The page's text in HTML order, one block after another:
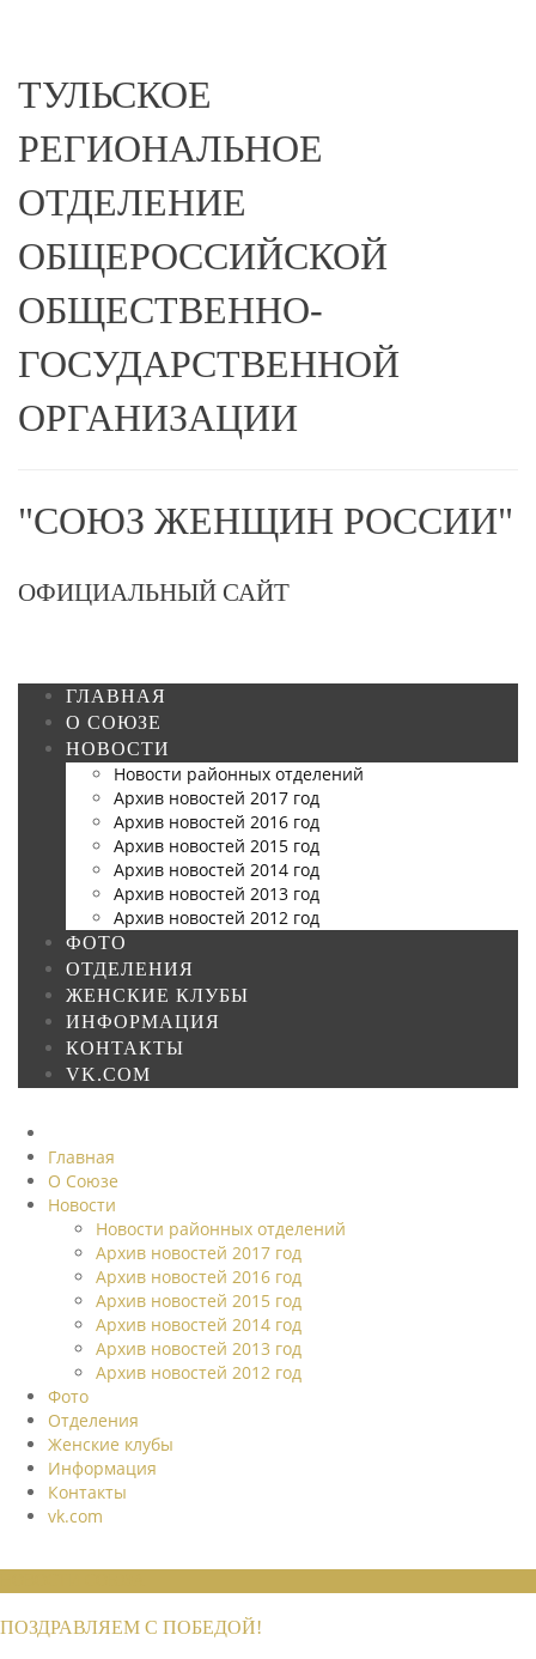
ТУЛЬСКОЕ
РЕГИОНАЛЬНОЕ
ОТДЕЛЕНИЕ
ОБЩЕРОССИЙСКОЙ
ОБЩЕСТВЕННО-
ГОСУДАРСТВЕННОЙ
ОРГАНИЗАЦИИ
"СОЮЗ ЖЕНЩИН РОССИИ"
ОФИЦИАЛЬНЫЙ САЙТ
ГЛАВНАЯ
О СОЮЗЕ
НОВОСТИ
Новости районных отделений
Архив новостей 2017 год
Архив новостей 2016 год
Архив новостей 2015 год
Архив новостей 2014 год
Архив новостей 2013 год
Архив новостей 2012 год
ФОТО
ОТДЕЛЕНИЯ
ЖЕНСКИЕ КЛУБЫ
ИНФОРМАЦИЯ
КОНТАКТЫ
VK.COM
Главная
О Союзе
Новости
Новости районных отделений
Архив новостей 2017 год
Архив новостей 2016 год
Архив новостей 2015 год
Архив новостей 2014 год
Архив новостей 2013 год
Архив новостей 2012 год
Фото
Отделения
Женские клубы
Информация
Контакты
vk.com
ПОЗДРАВЛЯЕМ С ПОБЕДОЙ!